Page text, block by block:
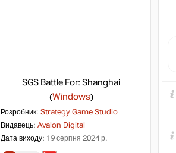
SGS Battle For: Shanghai
(Windows)
Розробник: Strategy Game Studio
Видавець: Avalon Digital
Дата виходу: 19 серпня 2024 р.